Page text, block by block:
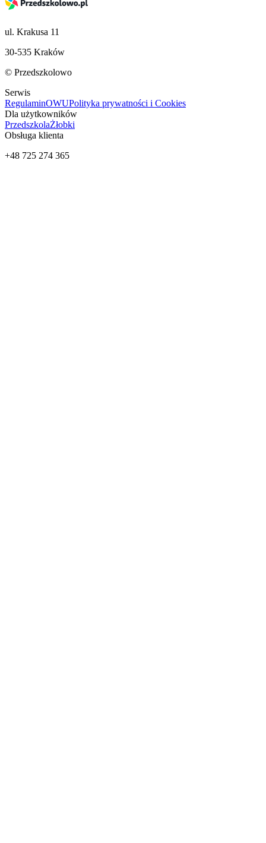
ul. Krakusa 11
30-535 Kraków
© Przedszkolowo
Serwis
RegulaminOWUPolityka prywatności i Cookies
Dla użytkowników
PrzedszkolaŻłobki
Obsługa klienta
+48 725 274 365